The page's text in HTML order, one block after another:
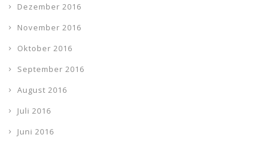
Dezember 2016
November 2016
Oktober 2016
September 2016
August 2016
Juli 2016
Juni 2016